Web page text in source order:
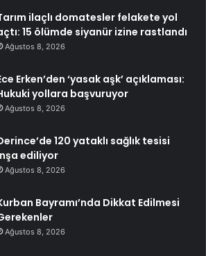
ilaçlı domatesler felakete yol
15 ölümde siyanür izine rastlandı
Ağustos 8, 2026
Erken’den ‘yasak aşk’ açıklaması:
yollara başvuruyor
Ağustos 8, 2026
120 yataklı sağlık tesisi
ediliyor
Ağustos 8, 2026
Bayramı’nda Dikkat Edilmesi
Ağustos 8, 2026